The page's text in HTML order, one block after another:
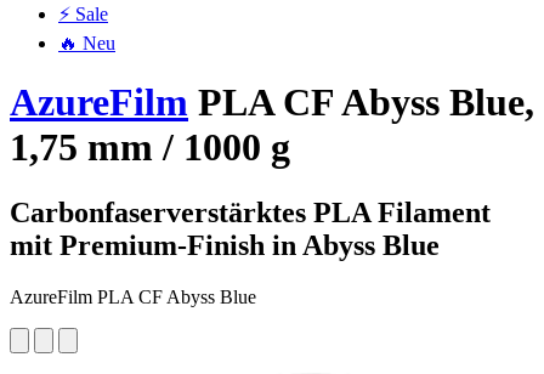
⚡ Sale
🔥 Neu
AzureFilm PLA CF Abyss Blue,
1,75 mm / 1000 g
Carbonfaserverstärktes PLA Filament
mit Premium-Finish in Abyss Blue
AzureFilm PLA CF Abyss Blue